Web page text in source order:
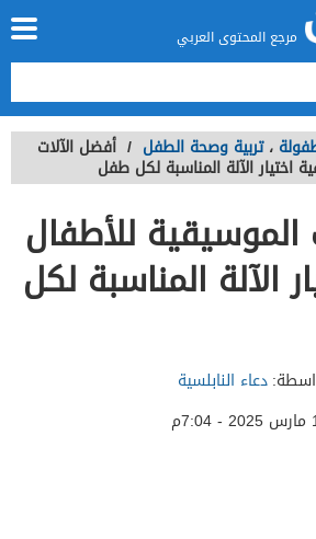
مرجع المحتوى العربي
، تربية وصحة الطفل / أفضل الآلات
اختيار الآلة المناسبة لكل طفل
الموسيقية للأطفال
الآلة المناسبة لكل
دعاء النابلسية